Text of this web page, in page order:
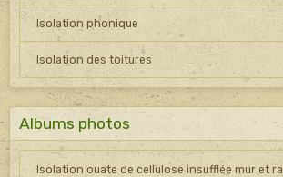
Isolation phonique
Isolation des toitures
Albums photos
Isolation ouate de cellulose insufflée mur et